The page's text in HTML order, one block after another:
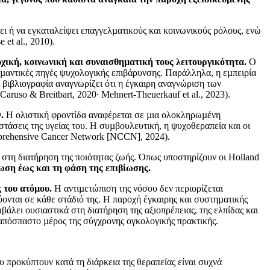
ή να εγκαταλείψει επαγγελµατικούς και κοινωνικούς ρόλους, ενώ
et al., 2010).
κοινωνική και συναισθηµατική τους λειτουργικότητα. Ο
πηγές ψυχολογικής επιβάρυνσης. Παράλληλα, η εµπειρία
αναγνωρίζει ότι η έγκαιρη αναγνώριση των
& Breitbart, 2020· Mehnert-Theuerkauf et al., 2023).
Η ολιστική φροντίδα αναφέρεται σε µια ολοκληρωµένη
της υγείας του. Η συµβουλευτική, η ψυχοθεραπεία και οι
Cancer Network [NCCN], 2024).
διατήρηση της ποιότητας ζωής. Όπως υποστηρίζουν οι Holland
έως και τη φάση της επιβίωσης.
του ατόµου. Η αντιµετώπιση της νόσου δεν περιορίζεται
σε κάθε στάδιό της. Η παροχή έγκαιρης και συστηµατικής
ουσιαστικά στη διατήρηση της αξιοπρέπειας, της ελπίδας και
µέρος της σύγχρονης ογκολογικής πρακτικής.
κατά τη διάρκεια της θεραπείας είναι συχνά